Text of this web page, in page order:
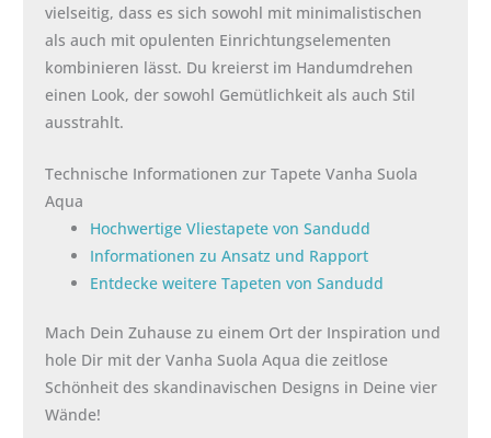
vielseitig, dass es sich sowohl mit minimalistischen
als auch mit opulenten Einrichtungselementen
kombinieren lässt. Du kreierst im Handumdrehen
einen Look, der sowohl Gemütlichkeit als auch Stil
ausstrahlt.
Technische Informationen zur Tapete Vanha Suola
Aqua
Hochwertige Vliestapete von Sandudd
Informationen zu Ansatz und Rapport
Entdecke weitere Tapeten von Sandudd
Mach Dein Zuhause zu einem Ort der Inspiration und
hole Dir mit der Vanha Suola Aqua die zeitlose
Schönheit des skandinavischen Designs in Deine vier
Wände!